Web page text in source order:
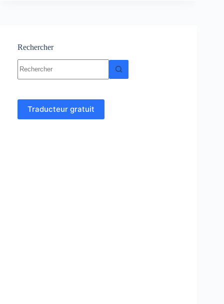
4
Rechercher
résultat
Traducteur gratuit